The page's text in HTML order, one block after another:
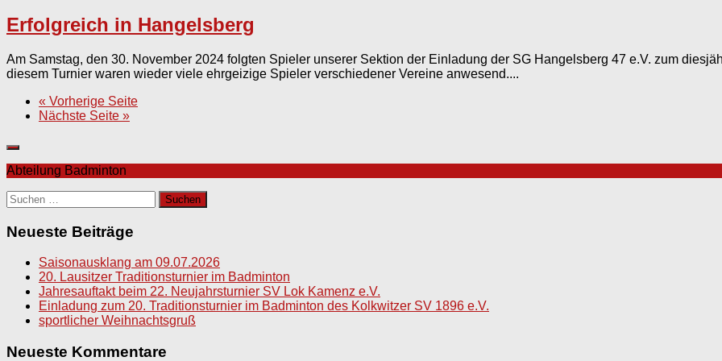
Erfolgreich in Hangelsberg
Am Samstag, den 30. November 2024 folgten Spieler unserer Sektion der Einladung der SG Hangelsberg 47 e.V. zum
diesem Turnier waren wieder viele ehrgeizige Spieler verschiedener Vereine anwesend....
« Vorherige Seite
Nächste Seite »
Abteilung Badminton
Suchen
nach:
Neueste Beiträge
Saisonausklang am 09.07.2026
20. Lausitzer Traditionsturnier im Badminton
Jahresauftakt beim 22. Neujahrsturnier SV Lok Kamenz e.V.
Einladung zum 20. Traditionsturnier im Badminton des Kolkwitzer SV 1896 e.V.
sportlicher Weihnachtsgruß
Neueste Kommentare